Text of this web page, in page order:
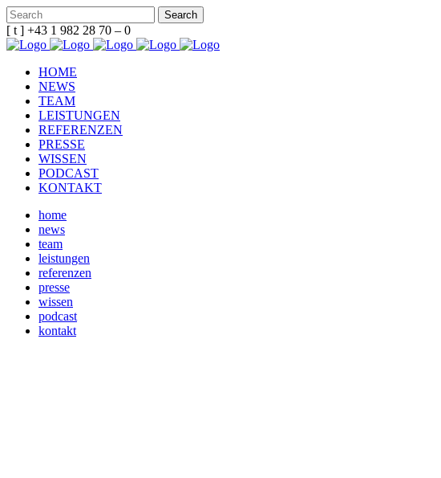
[ t ] +43 1 982 28 70 – 0
HOME
NEWS
TEAM
LEISTUNGEN
REFERENZEN
PRESSE
WISSEN
PODCAST
KONTAKT
home
news
team
leistungen
referenzen
presse
wissen
podcast
kontakt